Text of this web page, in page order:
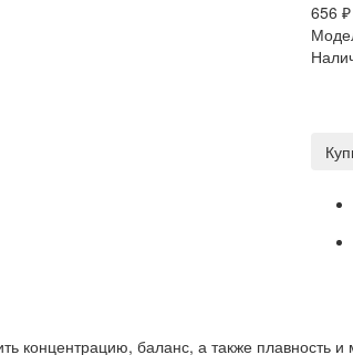
656 ₽
концентрацию, баланс, а также плавность и